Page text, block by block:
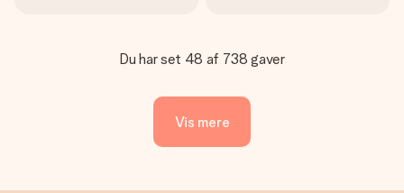
Du har set 48 af 738 gaver
Vis mere